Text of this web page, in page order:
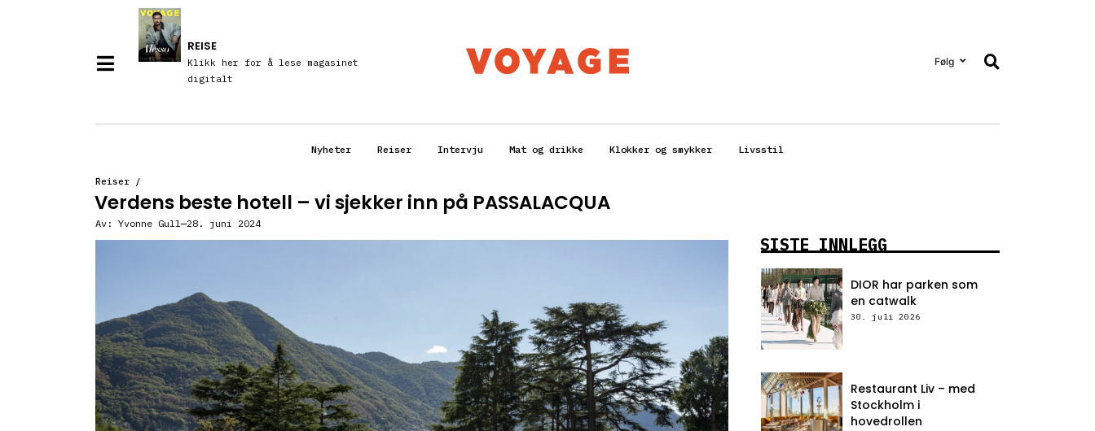
REISE
Klikk her for å lese magasinet
digitalt
Følg
Nyheter Reiser Intervju Mat og drikke Klokker og smykker Livsstil
Reiser /
Verdens beste hotell – vi sjekker inn på PASSALACQUA
Av: Yvonne Gull 28. juni 2024
SISTE INNLEGG
DIOR har parken som
en catwalk
30. juli 2026
Restaurant Liv – med
Stockholm i
hovedrollen